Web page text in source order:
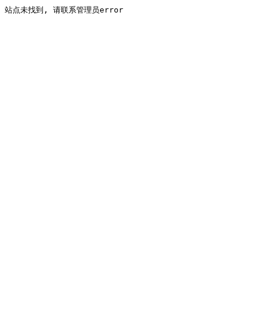
站点未找到, 请联系管理员error